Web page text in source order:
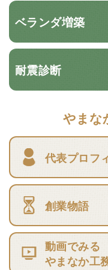
ベランダ増築
耐震診断
やまな
代表プロフ
創業物語
動画でみる
やまなか工